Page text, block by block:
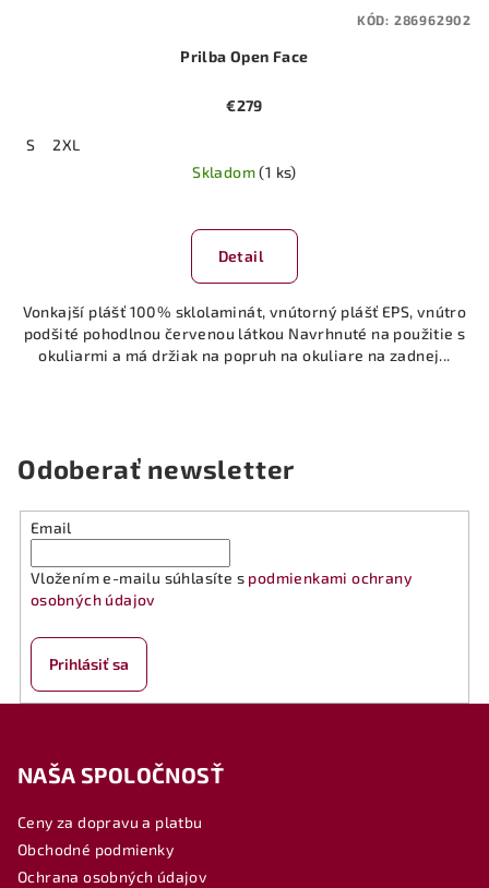
Prilba Open Face
€279
S
2XL
Skladom(1 ks)
Detail
Vonkajší plášť 100% sklolaminát, vnútorný plášť EPS, vnútro
podšité pohodlnou červenou látkou Navrhnuté na použitie s
okuliarmi a má držiak na popruh na okuliare na zadnej...
KÓD: 286962902
Odoberať newsletter
Email
Vložením e-mailu súhlasíte s podmienkami ochrany
osobných údajov
Prihlásiť sa
NAŠA SPOLOČNOSŤ
Ceny za dopravu a platbu
Obchodné podmienky
Ochrana osobných údajov